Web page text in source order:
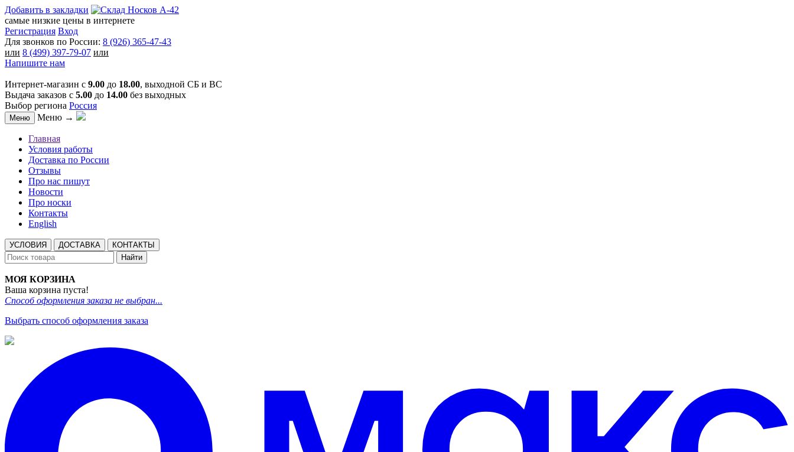
Добавить в закладки
самые низкие цены в интернете
Регистрация Вход
Для звонков по России: 8 (926) 365-47-43
или 8 (499) 397-79-07 или
Напишите нам
Интернет-магазин с 9.00 до 18.00, выходной СБ и ВС
Выдача заказов с 5.00 до 14.00 без выходных
Выбор региона Россия
Меню Меню →
Главная
Условия работы
Доставка по России
Отзывы
Про нас пишут
Новости
Про носки
Контакты
English
УСЛОВИЯ ДОСТАВКА
КОНТАКТЫ
Найти
МОЯ КОРЗИНА
Ваша корзина пуста!
Способ оформления заказа не выбран...
Выбрать способ оформления заказа